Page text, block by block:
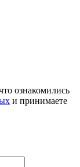
ознакомились
и принимаете